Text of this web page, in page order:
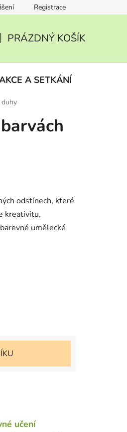
Registrace
KOŠÍK
PRÁZDNÝ KOŠÍK
A SETKÁNÍ
duhy
odstínech, které
kreativitu,
umělecké
učení